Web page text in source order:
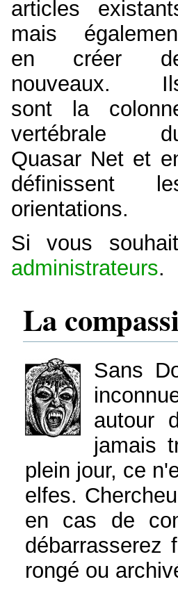
articles
mais
en créer
nouveaux.
sont la
vertébrale
Quasar Net et
définissent
orientations.
Si vous
administrateurs.
La
Sans
autour
jamais
plein jour, ce
elfes.
en cas de
rongé ou